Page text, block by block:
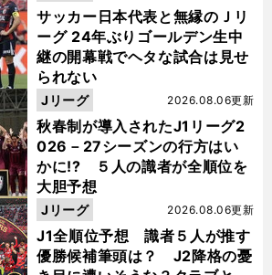
サッカー日本代表と無縁のＪリ
ーグ 24年ぶりゴールデン生中
継の開幕戦でヘタな試合は見せ
られない
秋春制が導入されたJ1リーグ2
026－27シーズンの行方はい
かに!? ５人の識者が全順位を
大胆予想
2026.08.06更新
Jリーグ
J1全順位予想 識者５人が推す
優勝候補筆頭は？ J2降格の憂
2026.08.06更新
Jリーグ